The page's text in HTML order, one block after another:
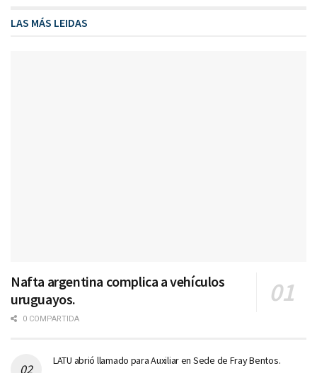
LAS MÁS LEIDAS
Nafta argentina complica a vehículos
uruguayos.
0 COMPARTIDA
LATU abrió llamado para Auxiliar en Sede de Fray Bentos.